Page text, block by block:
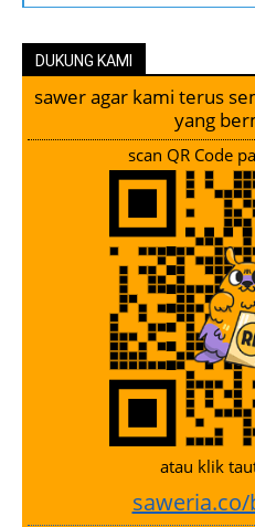
DUKUNG KAMI
sawer agar kami terus
yang
scan QR Code
atau klik